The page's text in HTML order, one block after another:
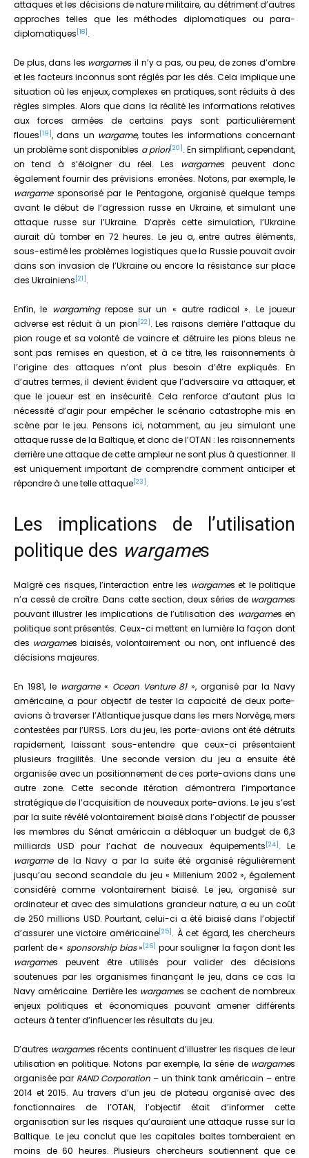
attaques et les décisions de nature militaire, au détriment d’autres
approches telles que les méthodes diplomatiques ou para-
diplomatiques [18] .
De plus, dans les wargames il n’y a pas, ou peu, de zones d’ombre
et les facteurs inconnus sont réglés par les dés. Cela implique une
situation où les enjeux, complexes en pratiques, sont réduits à des
règles simples. Alors que dans la réalité les informations relatives
aux forces armées de certains pays sont particulièrement
floues [19], dans un wargame, toutes les informations concernant
un problème sont disponibles a priori[20] . En simplifiant, cependant,
on tend à s’éloigner du réel. Les wargames peuvent donc
également fournir des prévisions erronées. Notons, par exemple, le
wargamesponsorisé par le Pentagone, organisé quelque temps
avant le début de l’agression russe en Ukraine, et simulant une
attaque russe sur l’Ukraine. D’après cette simulation, l’Ukraine
aurait dû tomber en 72 heures. Le jeu a, entre autres éléments,
sous-estimé les problèmes logistiques que la Russie pouvait avoir
dans son invasion de l’Ukraine ou encore la résistance sur place
des Ukrainiens [21] .
Enfin, le wargamingrepose sur un « autre radical ». Le joueur
adverse est réduit à un pion [22] . Les raisons derrière l’attaque du
pion rouge et sa volonté de vaincre et détruire les pions bleus ne
sont pas remises en question, et à ce titre, les raisonnements à
l’origine des attaques n’ont plus besoin d’être expliqués. En
d’autres termes, il devient évident que l’adversaire va attaquer, et
que le joueur est en insécurité. Cela renforce d’autant plus la
nécessité d’agir pour empêcher le scénario catastrophe mis en
scène par le jeu. Pensons ici, notamment, au jeu simulant une
attaque russe de la Baltique, et donc de l’OTAN : les raisonnements
derrière une attaque de cette ampleur ne sont plus à questionner. Il
est uniquement important de comprendre comment anticiper et
répondre à une telle attaque[23] .
Les implications de l’utilisation
politique des wargames
Malgré ces risques, l’interaction entre les wargames et le politique
n’a cessé de croître. Dans cette section, deux séries de wargames
pouvant illustrer les implications de l’utilisation des wargames en
politique sont présentés. Ceux-ci mettent en lumière la façon dont
des wargames biaisés, volontairement ou non, ont influencé des
décisions majeures.
En 1981, le wargame« Ocean Venture 81», organisé par la Navy
américaine, a pour objectif de tester la capacité de deux porte-
avions à traverser l’Atlantique jusque dans les mers Norvège, mers
contestées par l’URSS. Lors du jeu, les porte-avions ont été détruits
rapidement, laissant sous-entendre que ceux-ci présentaient
plusieurs fragilités. Une seconde version du jeu a ensuite été
organisée avec un positionnement de ces porte-avions dans une
autre zone. Cette seconde itération démontrera l’importance
stratégique de l’acquisition de nouveaux porte-avions. Le jeu s’est
par la suite révélé volontairement biaisé dans l’objectif de pousser
les membres du Sénat américain a débloquer un budget de 6,3
milliards USD pour l’achat de nouveaux équipements [24] . Le
wargamede la Navy a par la suite été organisé régulièrement
jusqu’au second scandale du jeu « Millenium 2002 », également
considéré comme volontairement biaisé. Le jeu, organisé sur
ordinateur et avec des simulations grandeur nature, a eu un coût
de 250 millions USD. Pourtant, celui-ci a été biaisé dans l’objectif
d’assurer une victoire américaine[25] . À cet égard, les chercheurs
parlent de « sponsorship bias» [26] pour souligner la façon dont les
wargames peuvent être utilisés pour valider des décisions
soutenues par les organismes finançant le jeu, dans ce cas la
Navy américaine. Derrière les wargames se cachent de nombreux
enjeux politiques et économiques pouvant amener différents
acteurs à tenter d’influencer les résultats du jeu.
D’autres wargames récents continuent d’illustrer les risques de leur
utilisation en politique. Notons par exemple, la série de wargames
organisée par RAND Corporation – un think tank américain – entre
2014 et 2015. Au travers d’un jeu de plateau organisé avec des
fonctionnaires de l’OTAN, l’objectif était d’informer cette
organisation sur les risques qu’auraient une attaque russe sur la
Baltique. Le jeu conclut que les capitales baltes tomberaient en
moins de 60 heures. Plusieurs chercheurs soutiennent que ce